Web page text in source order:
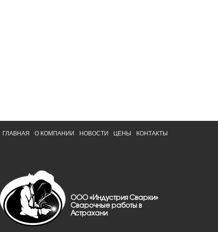
ГЛАВНАЯ О КОМПАНИИ НОВОСТИ ЦЕНЫ КОНТАКТЫ
ООО «Индустрия Сварки»
Сварочные работы в
Астрахани